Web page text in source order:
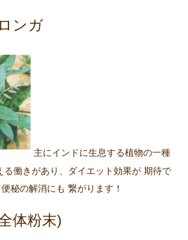
ンガ
主にインドに生息する植物の一種
働きがあり、ダイエット効果が 期待で
秘の解消にも 繋がります！
体粉末)